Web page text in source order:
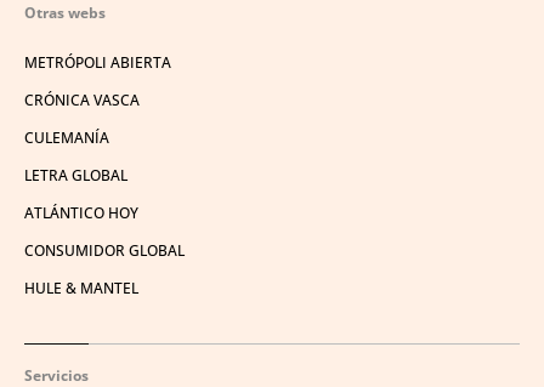
Otras webs
METRÓPOLI ABIERTA
CRÓNICA VASCA
CULEMANÍA
LETRA GLOBAL
ATLÁNTICO HOY
CONSUMIDOR GLOBAL
HULE & MANTEL
Servicios